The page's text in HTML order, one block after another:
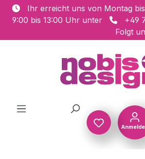
Zum Hauptinhalt springen
Ihr erreicht uns von Montag
9:00 bis 13:00 Uhr unter
+49
Folgt